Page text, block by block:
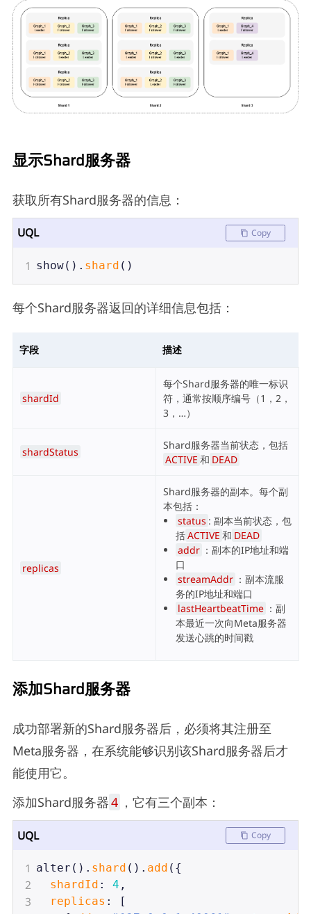
显示Shard服务器
获取所有Shard服务器的信息：
UQL Copy
1 show(). shard ()
每个Shard服务器返回的详细信息包括：
字段 描述
shardId
每个Shard服务器的唯一标识
符，通常按顺序编号（1，2，
3，…）
shardStatus
Shard服务器当前状态，包括
ACTIVE 和 DEAD
replicas
Shard服务器的副本。每个副
本包括：
status : 副本当前状态，包
括ACTIVE 和 DEAD
addr ：副本的IP地址和端
口
streamAddr ：副本流服
务的IP地址和端口
lastHeartbeatTime ：副
本最近一次向Meta服务器
发送心跳的时间戳
添加Shard服务器
成功部署新的Shard服务器后，必须将其注册至
Meta服务器，在系统能够识别该Shard服务器后才
能使用它。
添加Shard服务器4 ，它有三个副本：
UQL Copy
1 alter (). shard (). add ({
2 shardId : 4 ,
3 replicas : [